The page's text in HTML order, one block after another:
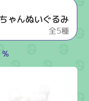
ゃんぬいぐるみ
全5種